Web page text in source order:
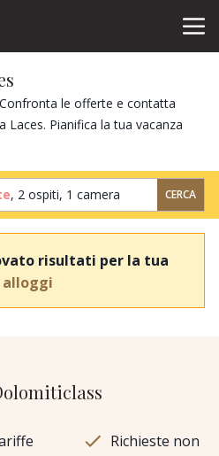
le offerte e contatta
Laces. Pianifica la tua vacanza
, 2 ospiti, 1 camera CERCA
risultati per la tua
Richieste non